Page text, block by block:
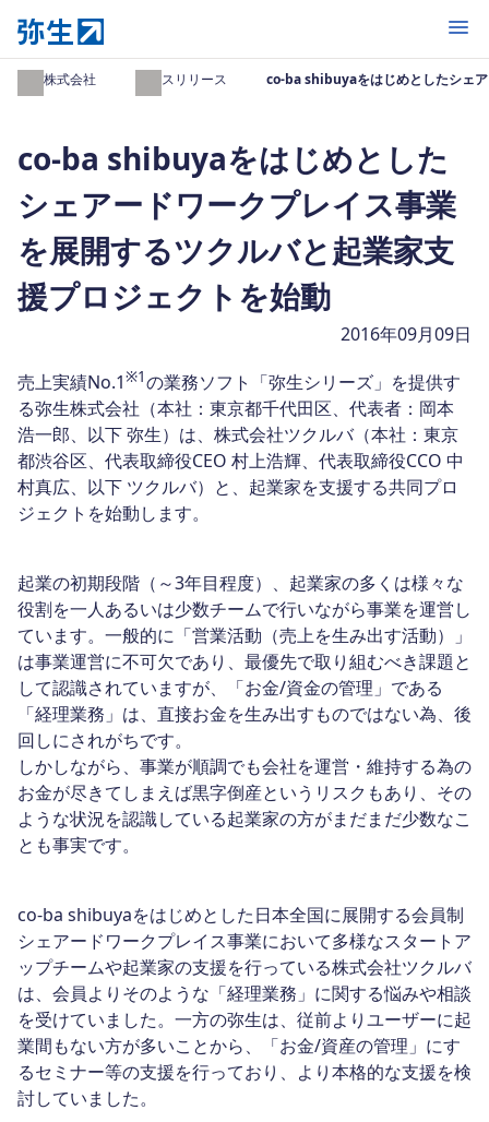
開く
弥生株式会社 プレスリリース co-ba shibuyaをはじめとしたシェ
co-ba shibuyaをはじめとした
シェアードワークプレイス事業
を展開するツクルバと起業家支
援プロジェクトを始動
2016年09月09日
売上実績No.1※1の業務ソフト「弥生シリーズ」を提供す
る弥生株式会社（本社：東京都千代田区、代表者：岡本
浩一郎、以下 弥生）は、株式会社ツクルバ（本社：東京
都渋谷区、代表取締役CEO 村上浩輝、代表取締役CCO 中
村真広、以下 ツクルバ）と、起業家を支援する共同プロ
ジェクトを始動します。
起業の初期段階（～3年目程度）、起業家の多くは様々な
役割を一人あるいは少数チームで行いながら事業を運営し
ています。一般的に「営業活動（売上を生み出す活動）」
は事業運営に不可欠であり、最優先で取り組むべき課題と
して認識されていますが、「お金/資金の管理」である
「経理業務」は、直接お金を生み出すものではない為、後
回しにされがちです。
しかしながら、事業が順調でも会社を運営・維持する為の
お金が尽きてしまえば黒字倒産というリスクもあり、その
ような状況を認識している起業家の方がまだまだ少数なこ
とも事実です。
co-ba shibuyaをはじめとした日本全国に展開する会員制
シェアードワークプレイス事業において多様なスタートア
ップチームや起業家の支援を行っている株式会社ツクルバ
は、会員よりそのような「経理業務」に関する悩みや相談
を受けていました。一方の弥生は、従前よりユーザーに起
業間もない方が多いことから、「お金/資産の管理」にす
るセミナー等の支援を行っており、より本格的な支援を検
討していました。